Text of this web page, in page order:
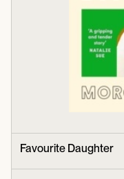
Favourite Daughter